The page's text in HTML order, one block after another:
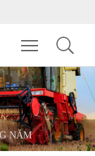
Toggle
NĂM